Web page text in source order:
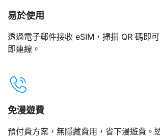
易於使用
透過電子郵件接收 eSIM，掃描 QR 碼即
即連線。
免漫遊費
預付費方案，無隱藏費用，省下漫遊費。